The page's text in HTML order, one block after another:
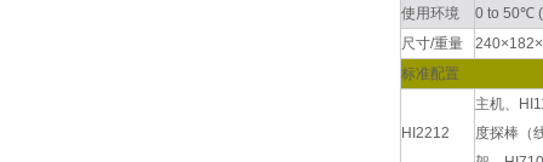
使用环境
0 to 50℃
尺寸/重量
标准配置
HI2212
主机、
度探棒（